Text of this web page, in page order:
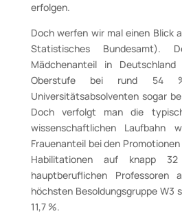
erfolgen.
Doch werfen wir mal einen Blick
Statistisches Bundesamt).
Mädchenanteil in
Oberstufe bei rund 54
Universitätsabsolventen sogar
Doch verfolgt man die
wissenschaftlichen
Frauenanteil bei den
Habilitationen auf knapp
hauptberuflichen
höchsten Besoldungsgruppe W3
11,7 %.